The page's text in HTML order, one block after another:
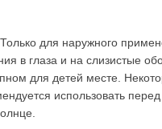
для наружного
в глаза и на слизистые
для детей месте.
использовать перед